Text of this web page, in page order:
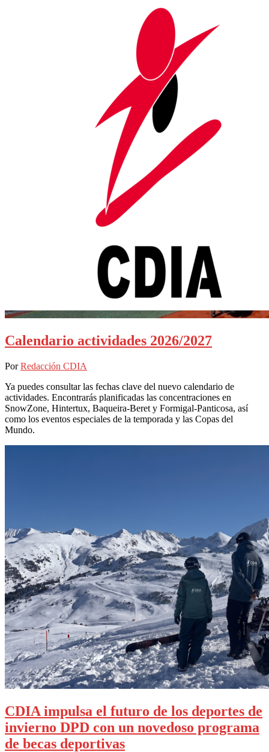
Calendario actividades 2026/2027
Por Redacción CDIA
Ya puedes consultar las fechas clave del nuevo calendario de
actividades. Encontrarás planificadas las concentraciones en
SnowZone, Hintertux, Baqueira-Beret y Formigal-Panticosa, así
como los eventos especiales de la temporada y las Copas del
Mundo.
CDIA impulsa el futuro de los deportes de
invierno DPD con un novedoso programa
de becas deportivas